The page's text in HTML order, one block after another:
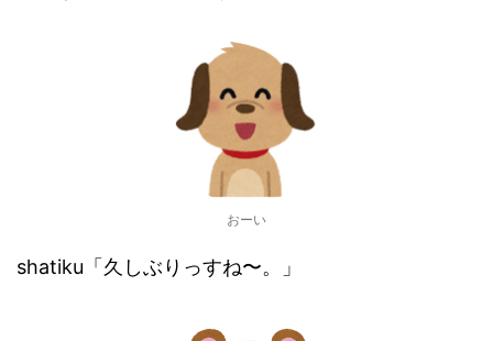
おーい
shatiku「久しぶりっすね〜。」